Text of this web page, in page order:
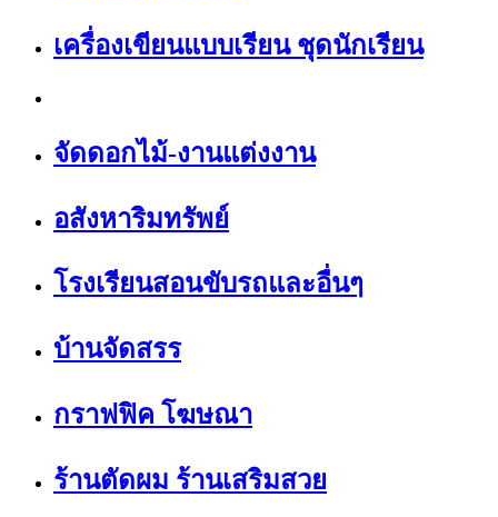
เครื่องเขียนแบบเรียน ชุดนักเรียน
จัดดอกไม้-งานแต่งงาน
อสังหาริมทรัพย์
โรงเรียนสอนขับรถและอื่นๆ
บ้านจัดสรร
กราฟฟิค โฆษณา
ร้านตัดผม ร้านเสริมสวย